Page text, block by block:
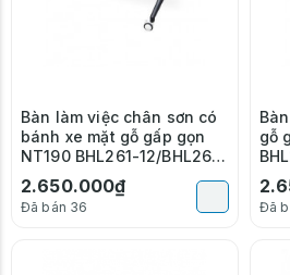
Bàn làm việc chân sơn có
bánh xe mặt gỗ gấp gọn
NT190 BHL261-12/BHL261-
14
2.650.000₫
Đã bán 36
gỗ
Đã